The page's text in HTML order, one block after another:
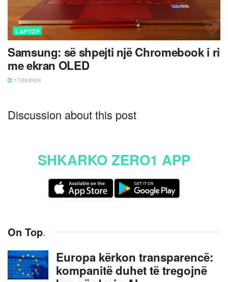
LAPTOP
Samsung: së shpejti një Chromebook i ri
me ekran OLED
17/09/2024
Discussion about this post
SHKARKO ZERO1 APP
On Top.
Europa kërkon transparencë:
kompanitë duhet të tregojnë